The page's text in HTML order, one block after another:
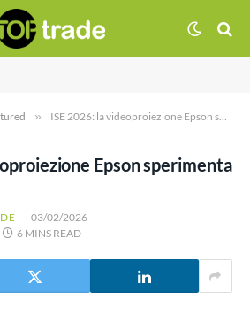
» ISE 2026: la videoproiezione Epson sperimenta nuovi confini
Epson sperimenta
03/02/2026
6 MINS READ